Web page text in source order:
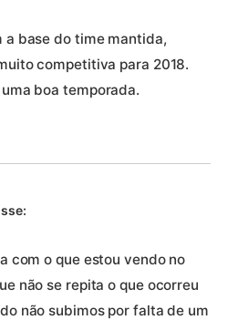
a base do time mantida,
competitiva para 2018.
boa temporada.
com o que estou vendo no
não se repita o que ocorreu
não subimos por falta de um